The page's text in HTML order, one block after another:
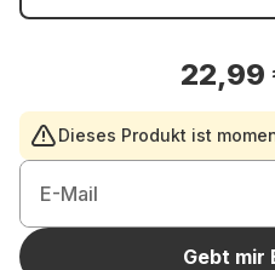
22,99
Dieses Produkt ist
E-Mail
Gebt mir